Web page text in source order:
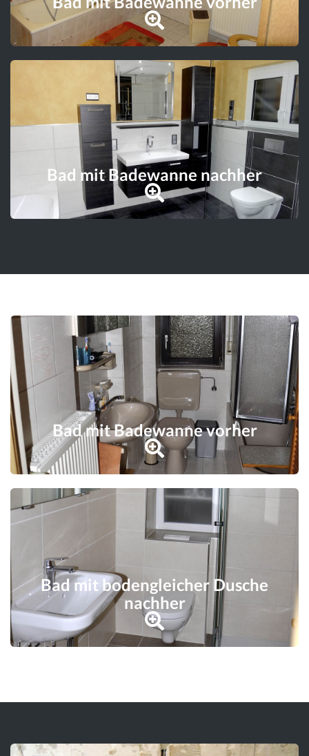
Bad mit Badewanne nachher
Bad mit Badewanne vorher
Bad mit bodengleicher Dusche
nachher